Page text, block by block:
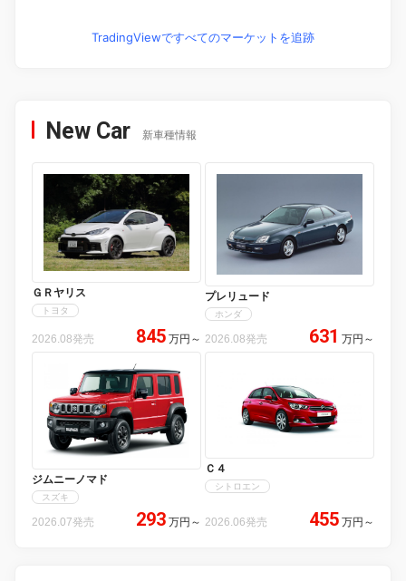
TradingViewですべてのマーケットを追跡
New Car 新車種情報
ＧＲヤリス
トヨタ
2026.08発売 845 万円 ～
プレリュード
ホンダ
2026.08発売 631 万円 ～
ジムニーノマド
スズキ
2026.07発売 293 万円 ～
Ｃ４
シトロエン
2026.06発売 455 万円 ～